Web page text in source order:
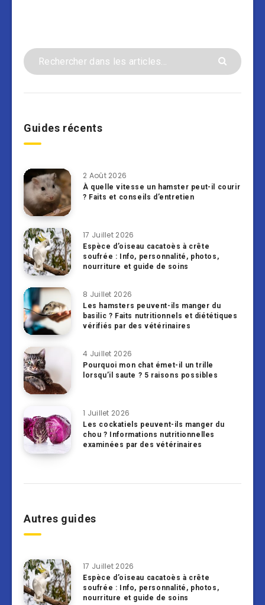
Guides récents
2 Août 2026
À quelle vitesse un hamster peut-il courir
? Faits et conseils d’entretien
17 Juillet 2026
Espèce d’oiseau cacatoès à crête
soufrée : Info, personnalité, photos,
nourriture et guide de soins
8 Juillet 2026
Les hamsters peuvent-ils manger du
basilic ? Faits nutritionnels et diététiques
vérifiés par des vétérinaires
4 Juillet 2026
Pourquoi mon chat émet-il un trille
lorsqu’il saute ? 5 raisons possibles
1 Juillet 2026
Les cockatiels peuvent-ils manger du
chou ? Informations nutritionnelles
examinées par des vétérinaires
Autres guides
17 Juillet 2026
Espèce d’oiseau cacatoès à crête
soufrée : Info, personnalité, photos,
nourriture et guide de soins